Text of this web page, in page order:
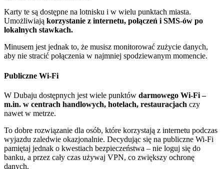
Karty te są dostępne na lotnisku i w wielu punktach miasta.
Umożliwiają korzystanie z internetu, połączeń i SMS-ów po
lokalnych stawkach.
Minusem jest jednak to, że musisz monitorować zużycie danych,
aby nie stracić połączenia w najmniej spodziewanym momencie.
Publiczne Wi-Fi
W Dubaju dostępnych jest wiele punktów darmowego Wi-Fi –
m.in. w centrach handlowych, hotelach, restauracjach czy
nawet w metrze.
To dobre rozwiązanie dla osób, które korzystają z internetu podczas
wyjazdu zaledwie okazjonalnie. Decydując się na publiczne Wi-Fi
pamiętaj jednak o kwestiach bezpieczeństwa – nie loguj się do
banku, a przez cały czas używaj VPN, co zwiększy ochronę
danych.